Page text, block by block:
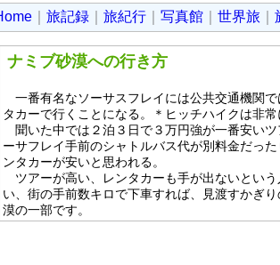
旅記録 旅紀行 写真館 世界旅
ナミブ砂漠への行き方
一番有名なソーサスフレイには公共交通機関
タカーで行くことになる。＊ヒッチハイクは非常
聞いた中では２泊３日で３万円強が一番安い
ーサフレイ手前のシャトルバス代が別料金だっ
ンタカーが安いと思われる。
ツアーが高い、レンタカーも手が出ないとい
い、街の手前数キロで下車すれば、見渡すかぎ
漠の一部です。